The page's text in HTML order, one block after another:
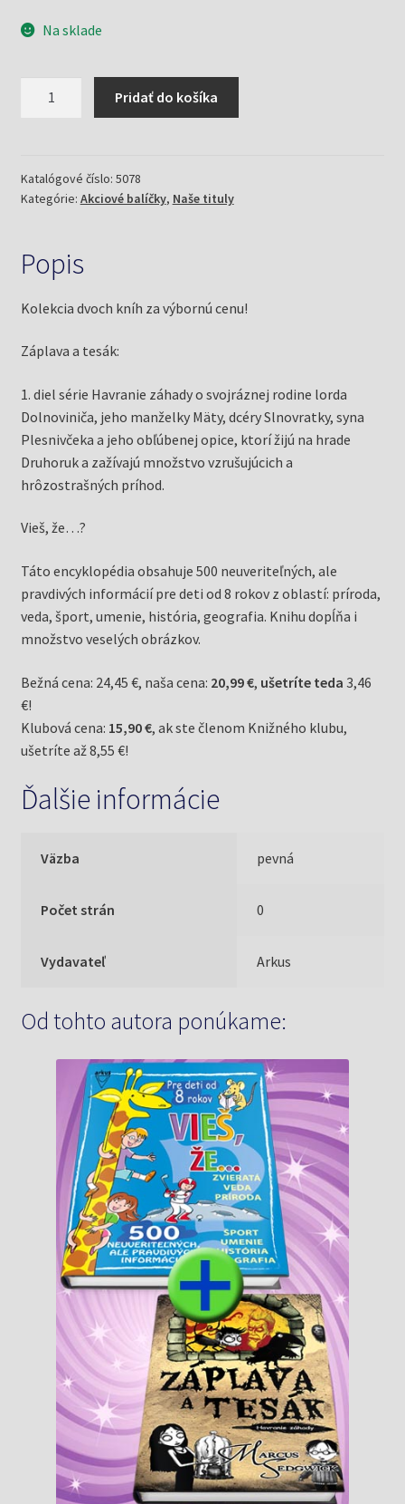
Na sklade
+
Vieš,
Pridať do košíka
Katalógové číslo: 5078
Kategórie: Akciové balíčky, Naše tituly
Popis
Kolekcia dvoch kníh za výbornú cenu!
Záplava a tesák:
1. diel série Havranie záhady o svojráznej rodine lorda
Dolnoviniča, jeho manželky Mäty, dcéry Slnovratky, syna
Plesnivčeka a jeho obľúbenej opice, ktorí žijú na hrade
Druhoruk a zažívajú množstvo vzrušujúcich a
hrôzostrašných príhod.
Vieš, že…?
Táto encyklopédia obsahuje 500 neuveriteľných, ale
pravdivých informácií pre deti od 8 rokov z oblastí: príroda,
veda, šport, umenie, história, geografia. Knihu dopĺňa i
množstvo veselých obrázkov.
Bežná cena: 24,45 €, naša cena: 20,99 €, ušetríte teda 3,46
€!
Klubová cena: 15,90 €, ak ste členom Knižného klubu,
ušetríte až 8,55 €!
Ďalšie informácie
Väzba pevná
Počet strán 0
Vydavateľ Arkus
Od tohto autora ponúkame: